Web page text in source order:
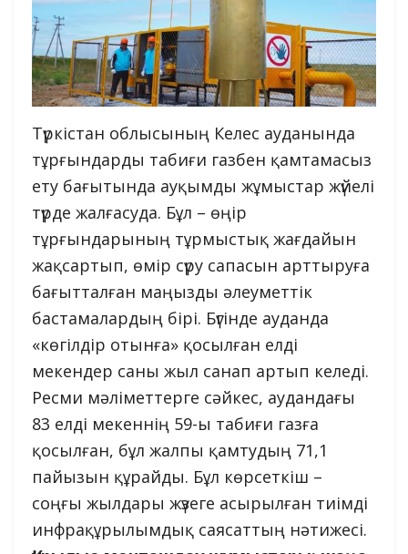
Түркістан облысының Келес ауданында
тұрғындарды табиғи газбен қамтамасыз
ету бағытында ауқымды жұмыстар жүйелі
түрде жалғасуда. Бұл – өңір
тұрғындарының тұрмыстық жағдайын
жақсартып, өмір сүру сапасын арттыруға
бағытталған маңызды әлеуметтік
бастамалардың бірі. Бүгінде ауданда
«көгілдір отынға» қосылған елді
мекендер саны жыл санап артып келеді.
Ресми мәліметтерге сәйкес, аудандағы
83 елді мекеннің 59-ы табиғи газға
қосылған, бұл жалпы қамтудың 71,1
пайызын құрайды. Бұл көрсеткіш –
соңғы жылдары жүзеге асырылған тиімді
инфрақұрылымдық саясаттың нәтижесі.